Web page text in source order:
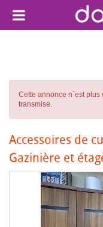
Cette annonce n´est
transmise.
Accessoires de
Gazinière et